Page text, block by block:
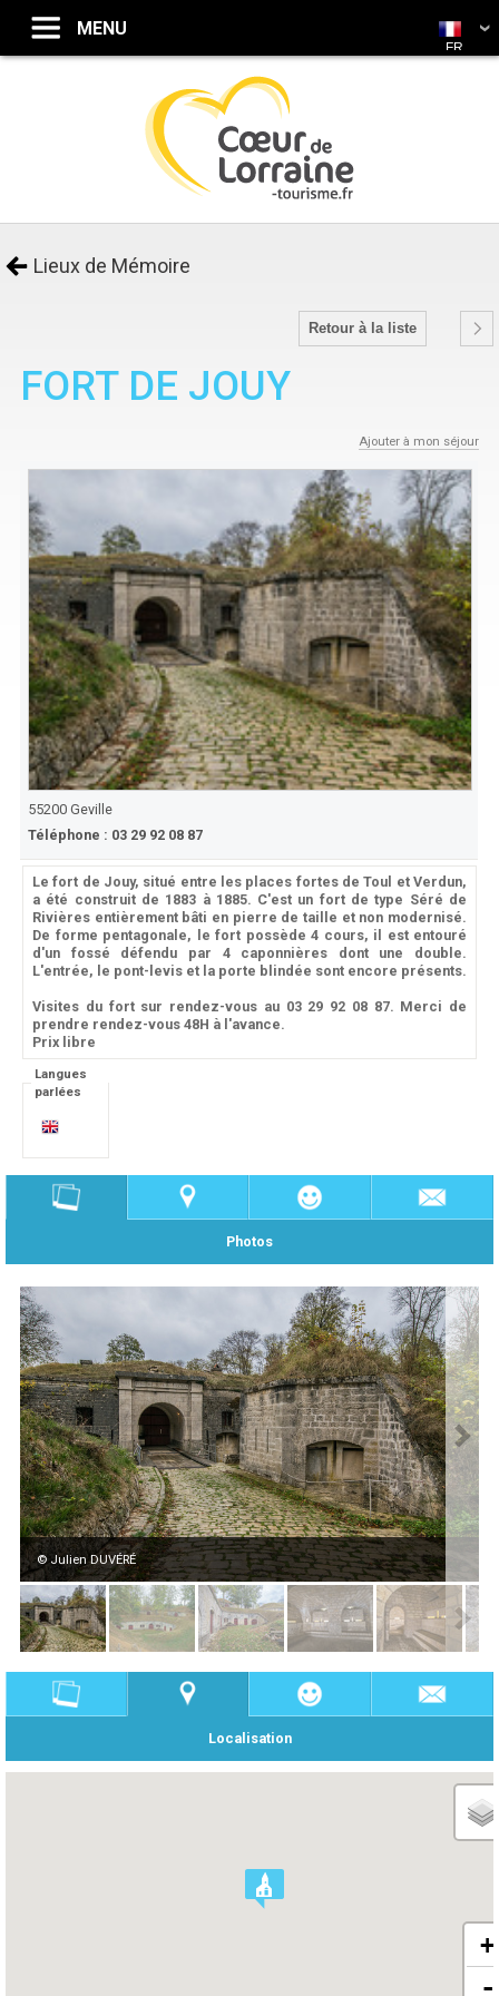
Lieux de Mémoire
Retour à la liste
FORT DE JOUY
Ajouter à mon séjour
55200Geville
Téléphone : 03 29 92 08 87
Le fort de Jouy, situé entre les places fortes de Toul et Verdun,
a été construit de 1883 à 1885. C'est un fort de type Séré de
Rivières entièrement bâti en pierre de taille et non modernisé.
De forme pentagonale, le fort possède 4 cours, il est entouré
d'un fossé défendu par 4 caponnières dont une double.
L'entrée, le pont-levis et la porte blindée sont encore présents.
Visites du fort sur rendez-vous au 03 29 92 08 87. Merci de
prendre rendez-vous 48H à l'avance.
Prix libre
Langues
parlées
Photos
© Julien DUVÉRÉ
Localisation
+
-
FR